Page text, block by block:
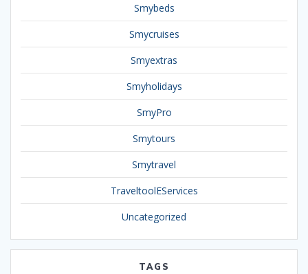
Smybeds
Smycruises
Smyextras
Smyholidays
SmyPro
Smytours
Smytravel
TraveltoolEServices
Uncategorized
TAGS